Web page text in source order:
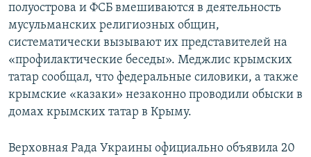
полуострова и ФСБ вмешиваются в деятельность
мусульманских религиозных общин,
систематически вызывают их представителей на
«профилактические беседы». Меджлис крымских
татар сообщал, что федеральные силовики, а также
крымские «казаки» незаконно проводили обыски в
домах крымских татар в Крыму.
Верховная Рада Украины официально объявила 20